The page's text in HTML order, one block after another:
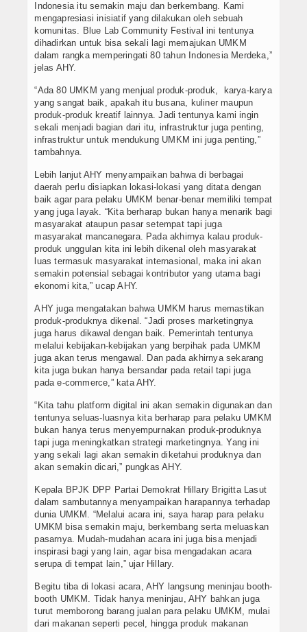
Indonesia itu semakin maju dan berkembang. Kami
mengapresiasi inisiatif yang dilakukan oleh sebuah
komunitas. Blue Lab Community Festival ini tentunya
dihadirkan untuk bisa sekali lagi memajukan UMKM
dalam rangka memperingati 80 tahun Indonesia Merdeka,”
jelas AHY.
“Ada 80 UMKM yang menjual produk-produk, karya-karya
yang sangat baik, apakah itu busana, kuliner maupun
produk-produk kreatif lainnya. Jadi tentunya kami ingin
sekali menjadi bagian dari itu, infrastruktur juga penting,
infrastruktur untuk mendukung UMKM ini juga penting,”
tambahnya.
Lebih lanjut AHY menyampaikan bahwa di berbagai
daerah perlu disiapkan lokasi-lokasi yang ditata dengan
baik agar para pelaku UMKM benar-benar memiliki tempat
yang juga layak. “Kita berharap bukan hanya menarik bagi
masyarakat ataupun pasar setempat tapi juga
masyarakat mancanegara. Pada akhirnya kalau produk-
produk unggulan kita ini lebih dikenal oleh masyarakat
luas termasuk masyarakat internasional, maka ini akan
semakin potensial sebagai kontributor yang utama bagi
ekonomi kita,” ucap AHY.
AHY juga mengatakan bahwa UMKM harus memastikan
produk-produknya dikenal. “Jadi proses marketingnya
juga harus dikawal dengan baik. Pemerintah tentunya
melalui kebijakan-kebijakan yang berpihak pada UMKM
juga akan terus mengawal. Dan pada akhirnya sekarang
kita juga bukan hanya bersandar pada retail tapi juga
pada e-commerce,” kata AHY.
“Kita tahu platform digital ini akan semakin digunakan dan
tentunya seluas-luasnya kita berharap para pelaku UMKM
bukan hanya terus menyempurnakan produk-produknya
tapi juga meningkatkan strategi marketingnya. Yang ini
yang sekali lagi akan semakin diketahui produknya dan
akan semakin dicari,” pungkas AHY.
Kepala BPJK DPP Partai Demokrat Hillary Brigitta Lasut
dalam sambutannya menyampaikan harapannya terhadap
dunia UMKM. “Melalui acara ini, saya harap para pelaku
UMKM bisa semakin maju, berkembang serta meluaskan
pasarnya. Mudah-mudahan acara ini juga bisa menjadi
inspirasi bagi yang lain, agar bisa mengadakan acara
serupa di tempat lain,” ujar Hillary.
Begitu tiba di lokasi acara, AHY langsung meninjau booth-
booth UMKM. Tidak hanya meninjau, AHY bahkan juga
turut memborong barang jualan para pelaku UMKM, mulai
dari makanan seperti pecel, hingga produk makanan